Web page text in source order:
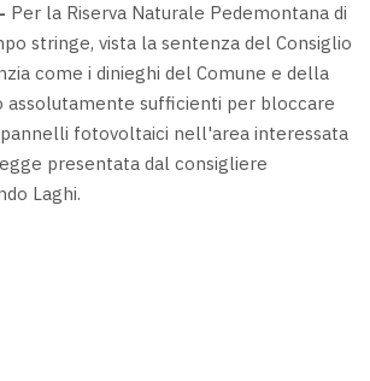
Per la Riserva Naturale Pedemontana di
stringe, vista la sentenza del Consiglio
come i dinieghi del Comune e della
assolutamente sufficienti per bloccare
fotovoltaici nell'area interessata
presentata dal consigliere
Laghi.